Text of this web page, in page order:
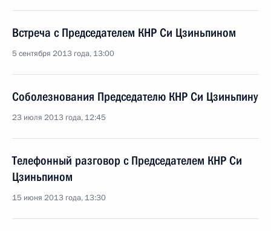
Встреча с Председателем КНР Си Цзиньпином
5 сентября 2013 года, 13:00
Соболезнования Председателю КНР Си Цзиньпину
23 июля 2013 года, 12:45
Телефонный разговор с Председателем КНР Си
Цзиньпином
15 июня 2013 года, 13:30